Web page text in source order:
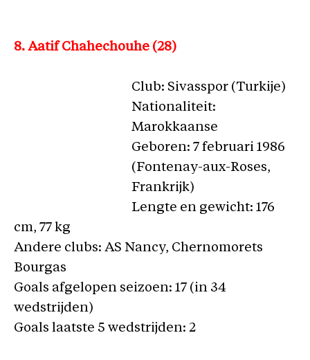
8. Aatif Chahechouhe (28)
Club: Sivasspor (Turkije)
Nationaliteit:
Marokkaanse
Geboren: 7 februari 1986
(Fontenay-aux-Roses,
Frankrijk)
Lengte en gewicht: 176
cm, 77 kg
Andere clubs: AS Nancy, Chernomorets
Bourgas
Goals afgelopen seizoen: 17 (in 34
wedstrijden)
Goals laatste 5 wedstrijden: 2